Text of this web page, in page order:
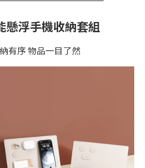
懸浮手機收納套組
有序 物品一目了然